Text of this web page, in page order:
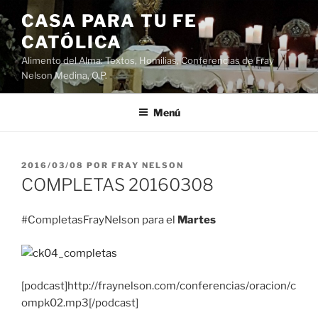
Saltar
al
contenido
CASA PARA TU FE
CATÓLICA
Alimento del Alma: Textos, Homilias, Conferencias de Fray
Nelson Medina, O.P.
Menú
PUBLICADO
EL
2016/03/08 POR FRAY NELSON
COMPLETAS 20160308
#CompletasFrayNelson para el Martes
[podcast]http://fraynelson.com/conferencias/oracion/c
ompk02.mp3[/podcast]